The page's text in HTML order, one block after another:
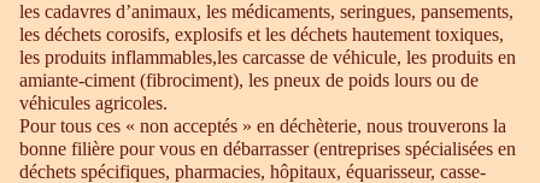
les cadavres d’animaux, les médicaments, seringues, pansements,
les déchets corosifs, explosifs et les déchets hautement toxiques,
les produits inflammables,les carcasse de véhicule, les produits en
amiante-ciment (fibrociment), les pneux de poids lours ou de
véhicules agricoles.
Pour tous ces « non acceptés » en déchèterie, nous trouverons la
bonne filière pour vous en débarrasser (entreprises spécialisées en
déchets spécifiques, pharmacies, hôpitaux, équarisseur, casse-